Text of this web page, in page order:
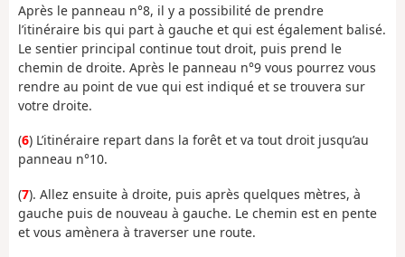
Après le panneau n°8, il y a possibilité de prendre
l’itinéraire bis qui part à gauche et qui est également balisé.
Le sentier principal continue tout droit, puis prend le
chemin de droite. Après le panneau n°9 vous pourrez vous
rendre au point de vue qui est indiqué et se trouvera sur
votre droite.
(6) L’itinéraire repart dans la forêt et va tout droit jusqu’au
panneau n°10.
(7). Allez ensuite à droite, puis après quelques mètres, à
gauche puis de nouveau à gauche. Le chemin est en pente
et vous amènera à traverser une route.